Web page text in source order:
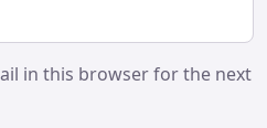
in this browser for the next